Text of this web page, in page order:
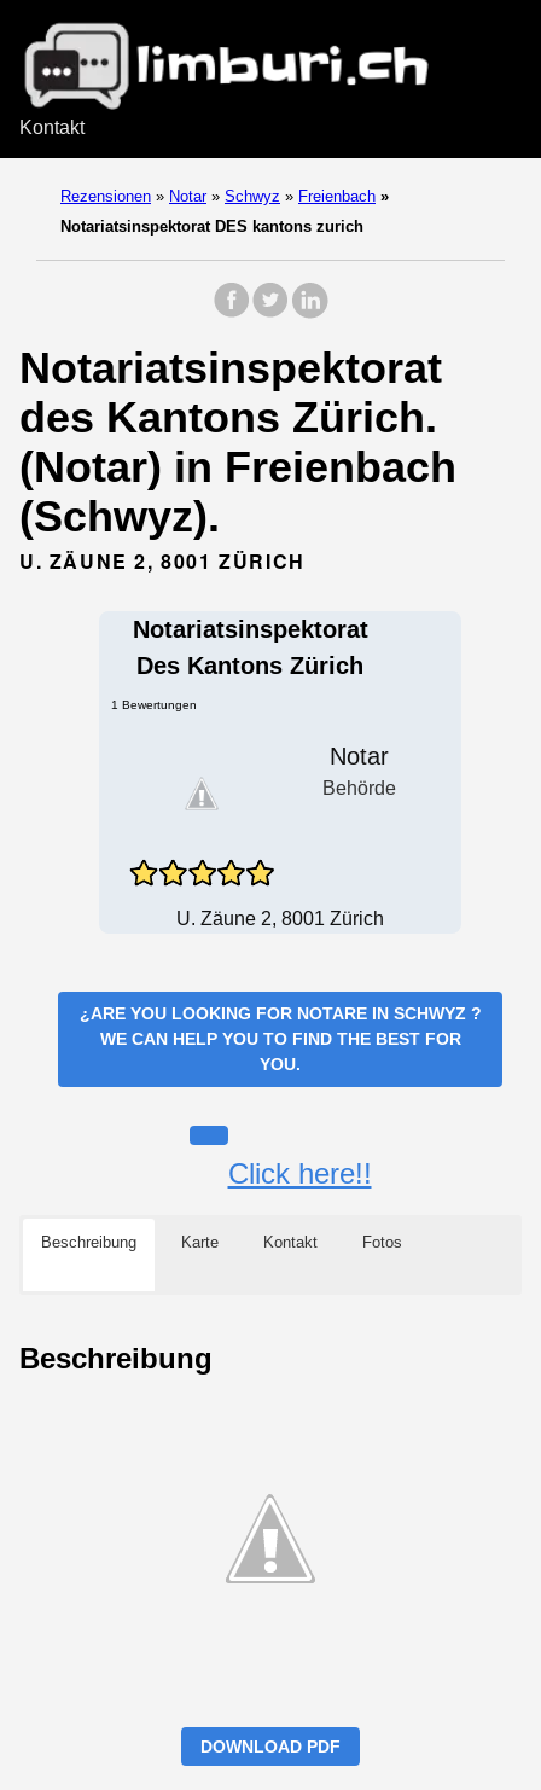
Kontakt
Rezensionen » Notar » Schwyz » Freienbach »
Notariatsinspektorat DES kantons zurich
Notariatsinspektorat
des Kantons Zürich.
(Notar) in Freienbach
(Schwyz).
U. ZÄUNE 2, 8001 ZÜRICH
Notariatsinspektorat
Des Kantons Zürich
1 Bewertungen
Notar
Behörde
U. Zäune 2, 8001 Zürich
¿ARE YOU LOOKING FOR NOTARE IN SCHWYZ ?
WE CAN HELP YOU TO FIND THE BEST FOR
YOU.
Click here!!
Beschreibung Karte Kontakt Fotos
Beschreibung
DOWNLOAD PDF